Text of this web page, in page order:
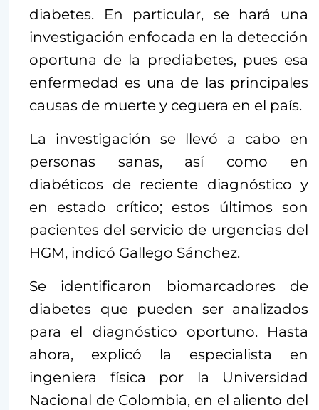
diabetes. En particular, se hará una
investigación enfocada en la detección
oportuna de la prediabetes, pues esa
enfermedad es una de las principales
causas de muerte y ceguera en el país.
La investigación se llevó a cabo en
personas sanas, así como en
diabéticos de reciente diagnóstico y
en estado crítico; estos últimos son
pacientes del servicio de urgencias del
HGM, indicó Gallego Sánchez.
Se identificaron biomarcadores de
diabetes que pueden ser analizados
para el diagnóstico oportuno. Hasta
ahora, explicó la especialista en
ingeniera física por la Universidad
Nacional de Colombia, en el aliento del